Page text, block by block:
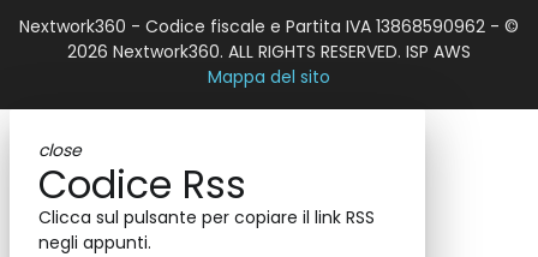
Nextwork360 - Codice fiscale e Partita IVA 13868590962 - ©
2026 Nextwork360. ALL RIGHTS RESERVED. ISP AWS
Mappa del sito
close
Codice Rss
Clicca sul pulsante per copiare il link RSS
negli appunti.